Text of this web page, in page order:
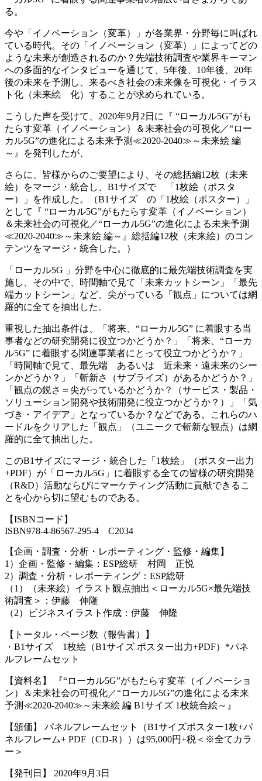
る。
今や「イノベーション（変革）」が各業界・分野毎に叫ばれ
ている時代。その「イノベーション（変革）」によってどの
ような未来が創造されるのか？先端技術調査や業界キーマン
への多面的なインタビューを通じて、5年後、10年後、20年
後の未来を予測し、来るべき社会の未来像を可視化・イラス
ト化（未来絵 化）することが求められている。
こうした声を受けて、2020年9月2日に『 “ローカル5G”がも
たらす変革（イノベーション）＆未来社会の可視化／“ロー
カル5G”の進化による未来予測≪2020‐2040≫～未来絵 編
～』を発刊したが、
さらに、皆様からのご要望により、その総括編12枚（未来
絵）をマージ・統合し、B1サイズで 「1枚絵（ポスタ
ー）」を作成した。（B1サイズ の「1枚絵（ポスター）」
として『 “ローカル5G”がもたらす変革（イノベーション）
＆未来社会の可視化／“ローカル5G”の進化による未来予測
≪2020‐2040≫～未来絵 編～』総括編12枚（未来絵）のコン
テンツをマージ・統合した。）
「ローカル5G 」分野を中心に徹底的に最先端技術調査を実
施し、その中で、時間軸で見て「未来カットシーン」「最先
端カットシーン」など、尖がっている「観点」については網
羅的に全てを抽出した。
重視した抽出条件は、「将来、“ローカル5G” に着眼する当
事者などの研究開発に役立つかどうか？」「将来、“ローカ
ル5G” に着眼する関連事業者にとって役立つかどうか？」
「時間軸で見て、最先端 あるいは 近未来・遠未来のシー
ンかどうか？」「斬新さ（サプライズ）があるかどうか？」
「観点の鋭さ＝尖がっているかどうか？（サービス・製品・
ソリューション開発や技術開発に役立つかどうか？）」「気
づき・アイデア」となっているか？などである。これらのハ
ードルをクリアした「観点」（ユニークで斬新な観点）は網
羅的に全て抽出した。
このB1サイズにマージ・統合した「1枚絵」（ポスター出力
+PDF）が「ローカル5G」に着眼する全ての皆様の研究開発
（R&D）活動ならびにマーケティング活動に貢献できるこ
とを心から切に望むものである。
【ISBNコード】
ISBN978-4-86567-295-4 C2034
【企画・調査・分析・レポーティング・監修・編集】
1）企画・監修・編集：ESP総研 村岡 正悦
2）調査・分析・レポーティング：ESP総研
（1）（未来絵）イラスト観点抽出＜ローカル5G×最先端技
術調査＞：伊藤 伸隆
（2）ビジネスイラスト作成：伊藤 伸隆
【トータル・ページ数（報告書）】
・B1サイズ 1枚絵（B1サイズ ポスター出力+PDF）*パネ
ルフレームセット
【資料名】 『“ローカル5G”がもたらす変革（イノベーショ
ン）＆未来社会の可視化／“ローカル5G”の進化による未来
予測≪2020‐2040≫～未来絵 編 B1サイズ 1枚統合絵～』
【頒価】 パネルフレームセット（B1サイズポスター1枚+パ
ネルフレーム+ PDF（CD-R））は95,000円+税＜※全てカラ
ー＞
【発刊日】 2020年9月3日